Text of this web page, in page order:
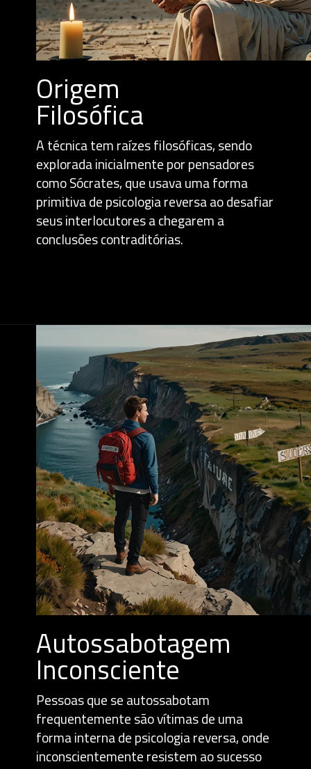
Origem
Filosófica
A técnica tem raízes filosóficas, sendo
explorada inicialmente por pensadores
como Sócrates, que usava uma forma
primitiva de psicologia reversa ao desafiar
seus interlocutores a chegarem a
conclusões contraditórias.
Autossabotagem
Inconsciente
Pessoas que se autossabotam
frequentemente são vítimas de uma
forma interna de psicologia reversa, onde
inconscientemente resistem ao sucesso